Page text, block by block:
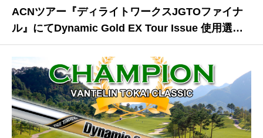
ACNツアー『ディライトワークスJGTOファイナ
ル』にてDynamic Gold EX Tour Issue 使用選手
が下部ツアー最終戦でプレーオフを制して初優勝